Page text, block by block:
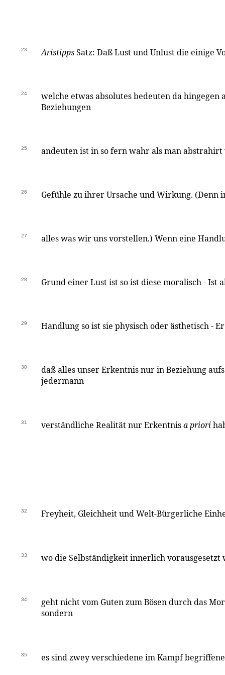
23 AristippsSatz: Daß Lust und Unlust die einige
24
welche etwas absolutes bedeuten da hingegen
Beziehungen
25 andeuten ist in so fern wahr als man
26 Gefühle zu ihrer Ursache und Wirkung. (Denn
27 alles was wir uns vorstellen.) Wenn eine
28 Grund einer Lust ist so ist diese moralisch - Ist
29 Handlung so ist sie physisch oder ästhetisch -
30
daß alles unser Erkentnis nur in Beziehung
jedermann
31 verständliche Realität nur Erkentnisa priori
32 Freyheit, Gleichheit und Welt-Bürgerliche
33 wo die Selbständigkeit innerlich vorausgesetzt
34
geht nicht vom Guten zum Bösen durch das
sondern
35 es sind zwey verschiedene im Kampf